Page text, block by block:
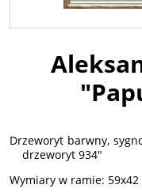
Drzeworyt barwny,
drzeworyt 934"
Wymiary w ramie: 59x42